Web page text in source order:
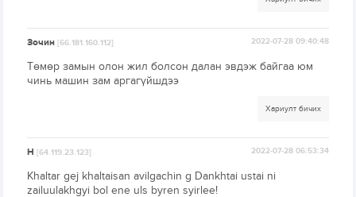
Зочин[66.181.160.112] 2022-07-28 09:40:48
Төмөр замын олон жил болсон далан эвдэж байгаа юм
чинь машин зам аргагүйшдээ
Хариулт бичих
H[64.119.23.123] 2022-07-28 06:53:34
Khaltar gej khaltaisan avilgachin g Dankhtai ustai ni
zailuulakhgyi bol ene uls byren syirlee!